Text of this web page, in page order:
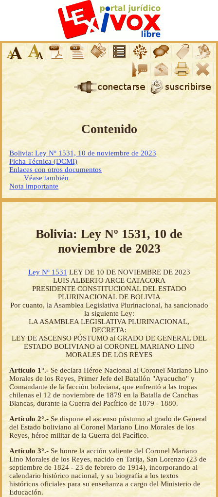
Contenido
Bolivia: Ley Nº 1531, 10 de noviembre de 2023
Ficha Técnica (DCMI)
Enlaces con otros documentos
Véase también
Nota importante
Bolivia: Ley Nº 1531, 10 de
noviembre de 2023
Ley Nº 1531 LEY DE 10 DE NOVIEMBRE DE 2023
LUIS ALBERTO ARCE CATACORA
PRESIDENTE CONSTITUCIONAL DEL ESTADO
PLURINACIONAL DE BOLIVIA
Por cuanto, la Asamblea Legislativa Plurinacional, ha sancionado
la siguiente Ley:
LA ASAMBLEA LEGISLATIVA PLURINACIONAL,
DECRETA:
LEY DE ASCENSO PÓSTUMO al GRADO DE GENERAL DEL
ESTADO BOLIVIANO al CORONEL MARIANO LINO
MORALES DE LOS REYES
Artículo 1°.- Se declara Héroe Nacional al Coronel Mariano Lino
Morales de los Reyes, Primer Jefe del Batallón "Ayacucho" y
Comandante de la facción boliviana, que enfrentó a las tropas
chilenas el 12 de noviembre de 1879 en la Batalla de Canchas
Blancas, durante la Guerra del Pacífico de 1879 - 1880.
Artículo 2°.- Se dispone el ascenso póstumo al grado de General
del Estado boliviano al Coronel Mariano Lino Morales de los
Reyes, héroe militar de la Guerra del Pacífico.
Artículo 3°.- Se honre la acción valiente del Coronel Mariano
Lino Morales de los Reyes, nacido en Tarija, San Lorenzo (23 de
septiembre de 1824 - 23 de febrero de 1914), incorporando al
calendario histórico nacional, y su biografía a los textos
históricos oficiales para su enseñanza a cargo del Ministerio de
Educación.